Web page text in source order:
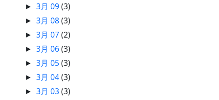
►3月 09(3)
►3月 08(3)
►3月 07(2)
►3月 06(3)
►3月 05(3)
►3月 04(3)
►3月 03(3)